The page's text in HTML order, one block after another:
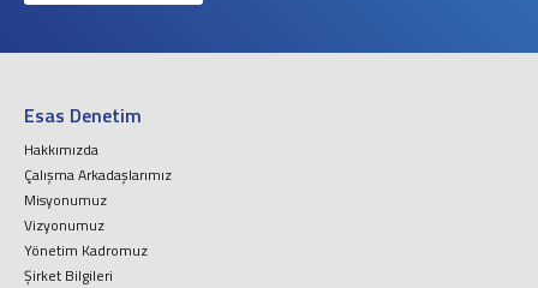
Esas Denetim
Hakkımızda
Çalışma Arkadaşlarımız
Misyonumuz
Vizyonumuz
Yönetim Kadromuz
Şirket Bilgileri